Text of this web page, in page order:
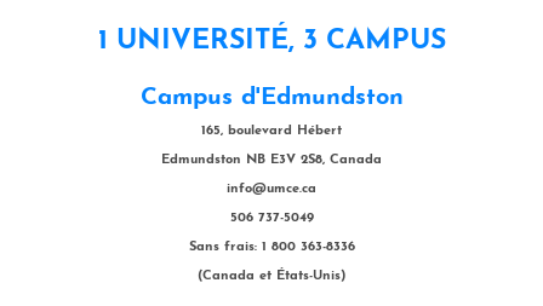
1 UNIVERSITÉ, 3 CAMPUS
Campus d'Edmundston
165, boulevard Hébert
Edmundston NB E3V 2S8, Canada
info@umce.ca
506 737-5049
Sans frais: 1 800 363-8336
(Canada et États-Unis)